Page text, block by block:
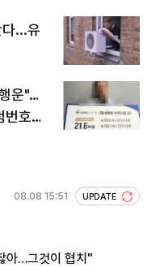
...유
운"…
호조
08.08 15:51 UPDATE
아…그것이 협치"